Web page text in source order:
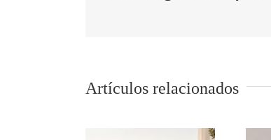
Artículos relacionados